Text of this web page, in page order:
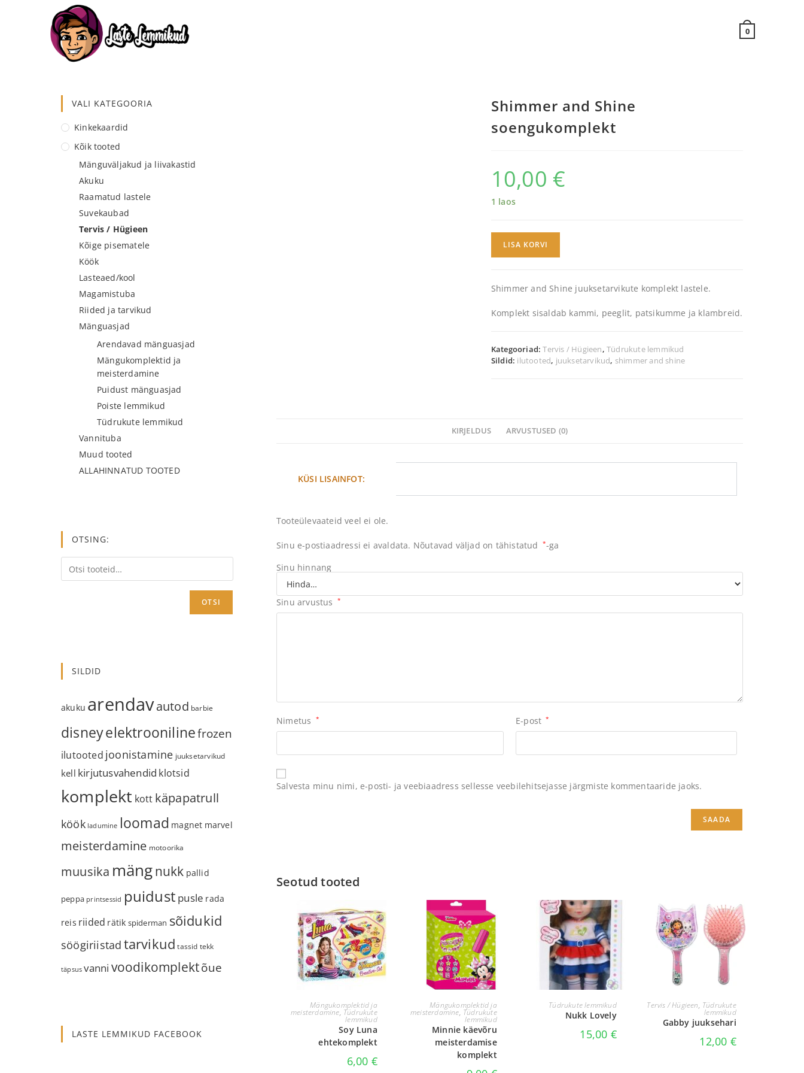
0
Shimmer and Shine
soengukomplekt
10,00 €
1 laos
LISA KORVI
Shimmer and Shine juuksetarvikute komplekt lastele.
Komplekt sisaldab kammi, peeglit, patsikumme ja klambreid.
Kategooriad:Tervis / Hügieen,Tüdrukute lemmikud
Sildid: ilutooted, juuksetarvikud, shimmer and shine
KIRJELDUS ARVUSTUSED (0)
KÜSI LISAINFOT:
Tooteülevaateid veel ei ole.
Sinu e-postiaadressi ei avaldata. Nõutavad väljad on tähistatud *-ga
Sinu hinnang
Sinu arvustus *
Nimetus * E-post *
Salvesta minu nimi, e-posti- ja veebiaadress sellesse veebilehitsejasse järgmiste kommentaaride jaoks.
Seotud tooted
LISA KORVI
Mängukomplektid ja
meisterdamine, Tüdrukute
lemmikud
Soy Luna
ehtekomplekt
6,00 €
LISA KORVI
Mängukomplektid ja
meisterdamine, Tüdrukute
lemmikud
Minnie käevõru
meisterdamise
komplekt
LISA KORVI
Tüdrukute lemmikud
Nukk Lovely
15,00 €
LISA KORVI
Tervis / Hügieen, Tüdrukute
lemmikud
Gabby juuksehari
12,00 €
VALI KATEGOORIA
Kinkekaardid
Kõik tooted
Mänguväljakud ja liivakastid
Akuku
Raamatud lastele
Suvekaubad
Tervis / Hügieen
Kõige pisematele
Köök
Lasteaed/kool
Magamistuba
Riided ja tarvikud
Mänguasjad
Arendavad mänguasjad
Mängukomplektid ja
meisterdamine
Puidust mänguasjad
Poiste lemmikud
Tüdrukute lemmikud
Vannituba
Muud tooted
ALLAHINNATUD TOOTED
OTSING:
OTSI
SILDID
akuku arendavautod barbie
disneyelektroonilinefrozen
ilutooted joonistamine juuksetarvikud
kell kirjutusvahendid klotsid
komplekt kott käpapatrull
köök ladumine loomad magnet marvel
meisterdamine motoorika
muusika mängnukk pallid
peppa printsessid puidust pusle rada
reis riided rätik spiderman sõidukid
söögiriistad tarvikud tassid tekk
täpsus vanni voodikomplektõue
LASTE LEMMIKUD FACEBOOK